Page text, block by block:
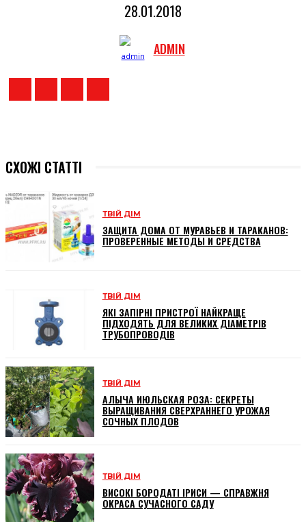
28.01.2018
ADMIN
СХОЖІ СТАТТІ
ТВІЙ ДІМ
ЗАЩИТА ДОМА ОТ МУРАВЬЕВ И ТАРАКАНОВ:
ПРОВЕРЕННЫЕ МЕТОДЫ И СРЕДСТВА
ТВІЙ ДІМ
ЯКІ ЗАПІРНІ ПРИСТРОЇ НАЙКРАЩЕ
ПІДХОДЯТЬ ДЛЯ ВЕЛИКИХ ДІАМЕТРІВ
ТРУБОПРОВОДІВ
ТВІЙ ДІМ
АЛЫЧА ИЮЛЬСКАЯ РОЗА: СЕКРЕТЫ
ВЫРАЩИВАНИЯ СВЕРХРАННЕГО УРОЖАЯ
СОЧНЫХ ПЛОДОВ
ТВІЙ ДІМ
ВИСОКІ БОРОДАТІ ІРИСИ — СПРАВЖНЯ
ОКРАСА СУЧАСНОГО САДУ